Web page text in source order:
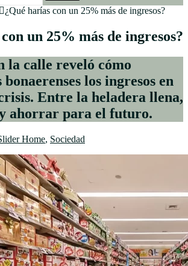
¿Qué harías con un 25% más de ingresos?
un 25% más de ingresos?
la calle reveló cómo
los ingresos en
Entre la heladera llena,
ahorrar para el futuro.
Home, Sociedad